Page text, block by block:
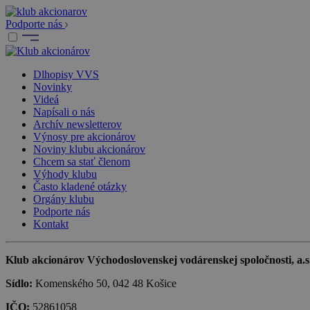
Podporte nás
Dlhopisy VVS
Novinky
Videá
Napísali o nás
Archív newsletterov
Výnosy pre akcionárov
Noviny klubu akcionárov
Chcem sa stať členom
Výhody klubu
Často kladené otázky
Orgány klubu
Podporte nás
Kontakt
Klub akcionárov Východoslovenskej vodárenskej spoločnosti,
Sídlo: Komenského 50, 042 48 Košice
IČO: 52861058